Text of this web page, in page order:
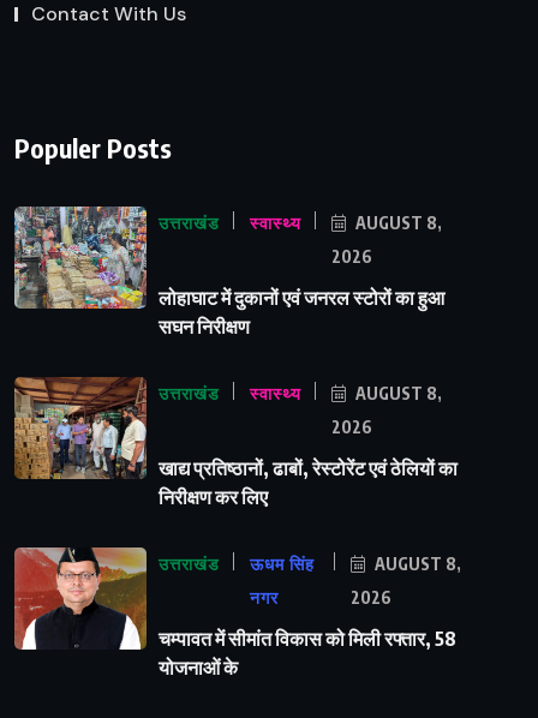
Contact With Us
Populer Posts
उत्तराखंड स्वास्थ्य
AUGUST 8,
2026
लोहाघाट में दुकानों एवं जनरल स्टोरों का हुआ
सघन निरीक्षण
उत्तराखंड स्वास्थ्य
AUGUST 8,
2026
खाद्य प्रतिष्ठानों, ढाबों, रेस्टोरेंट एवं ठेलियों का
निरीक्षण कर लिए
उत्तराखंड
ऊधम सिंह
नगर
AUGUST 8,
2026
चम्पावत में सीमांत विकास को मिली रफ्तार, 58
योजनाओं के